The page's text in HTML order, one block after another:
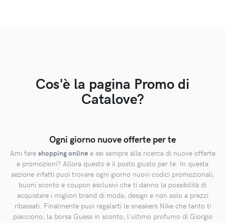
Cos'è la pagina Promo di
Catalove?
Ogni giorno nuove offerte per te
Ami fare shopping onlinee sei sempre alla ricerca di nuove offerte
e promozioni? Allora questo è il posto giusto per te. In questa
sezione infatti puoi trovare ogni giorno nuovi codici promozionali,
buoni sconto e coupon esclusivi che ti danno la possibilità di
acquistare i migliori brand di moda, design e non solo a prezzi
ribassati. Finalmente puoi regalarti le sneakers Nike che tanto ti
piacciono, la borsa Guess in sconto, l'ultimo profumo di Giorgio